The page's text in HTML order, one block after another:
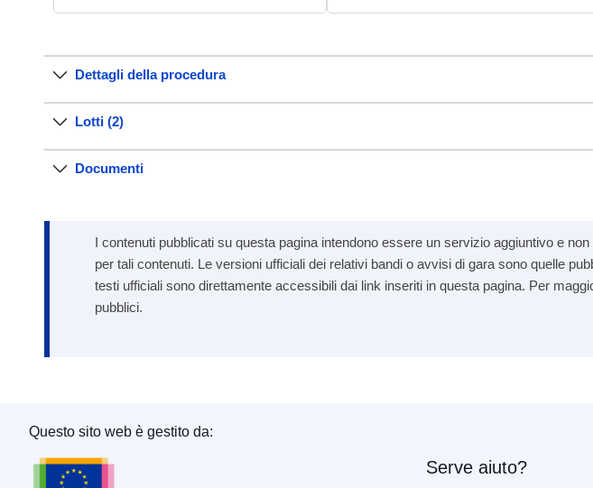
Dettagli della procedura
Lotti (2)
Documenti
I contenuti pubblicati su questa pagina intendono essere un servizio aggiuntivo e
per tali contenuti. Le versioni ufficiali dei relativi bandi o avvisi di gara sono quelle
testi ufficiali sono direttamente accessibili dai link inseriti in questa pagina. Per
pubblici.
Ufficio delle pubblicazioni dell’Unione europea
Questo sito web è gestito da:
Serve aiuto?